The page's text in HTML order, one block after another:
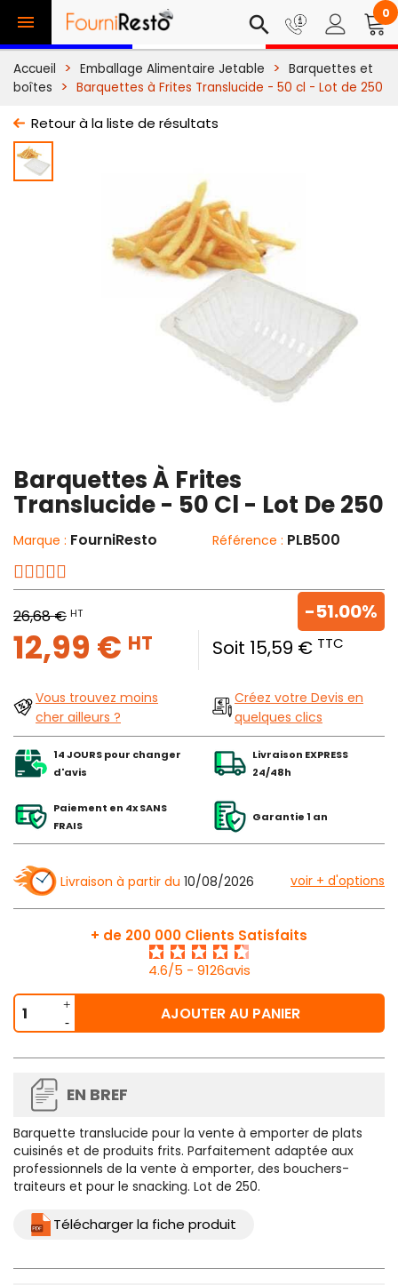
 search 0
Accueil Emballage Alimentaire Jetable
Barquettes et
boîtes
Barquettes à Frites Translucide - 50 cl - Lot de 250
Retour à la liste de résultats
Barquettes À Frites
Translucide - 50 Cl - Lot De 250
Marque : FourniResto Référence : PLB500
26,68 € HT
12,99 € HT Soit 15,59 € TTC
-51.00%
Vous trouvez moins
cher ailleurs ?
Créez votre Devis en
quelques clics
14 JOURS pour changer
d'avis
Livraison EXPRESS
24/48h
Paiement en 4x SANS
FRAIS
Garantie 1 an
Livraison à partir du 10/08/2026 voir + d'options
+ de 200 000 Clients Satisfaits
4.6/5 - 9126avis
AJOUTER AU PANIER
EN BREF
Barquette translucide pour la vente à emporter de plats
cuisinés et de produits frits. Parfaitement adaptée aux
professionnels de la vente à emporter, des bouchers-
traiteurs et pour le snacking. Lot de 250.
Télécharger la fiche produit